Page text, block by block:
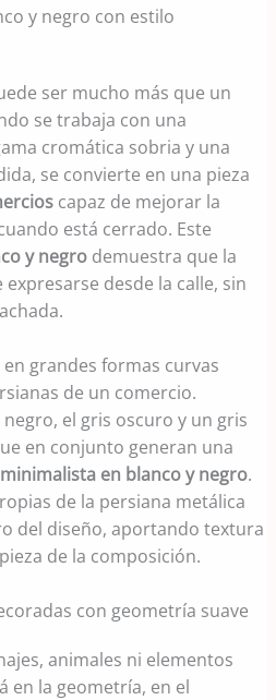
y negro con estilo
ser mucho más que un
se trabaja con una
cromática sobria y una
se convierte en una pieza
capaz de mejorar la
está cerrado. Este
y negro demuestra que la
desde la calle, sin
grandes formas curvas
de un comercio.
el gris oscuro y un gris
en conjunto generan una
en blanco y negro.
de la persiana metálica
del diseño, aportando textura
de la composición.
con geometría suave
animales ni elementos
en la geometría, en el